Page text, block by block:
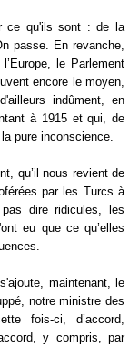
qu'ils sont : de la
passe. En revanche,
le Parlement
encore le moyen,
indûment, en
à 1915 et qui, de
pure inconscience.
qu’il nous revient de
par les Turcs à
dire ridicules, les
eu que ce qu’elles
maintenant, le
notre ministre des
fois-ci, d’accord,
y compris, par